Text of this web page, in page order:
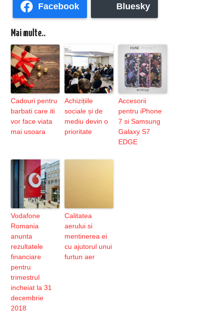
Facebook Bluesky
Mai multe..
Cadouri pentru
barbati care iti
vor face viata
mai usoara
Achizițiile
sociale și de
mediu devin o
prioritate
Accesorii
pentru iPhone
7 si Samsung
Galaxy S7
EDGE
Vodafone
Romania
anunta
rezultatele
financiare
pentru
trimestrul
incheiat la 31
decembrie
2018
Calitatea
aerului si
mentinerea ei
cu ajutorul unui
furtun aer